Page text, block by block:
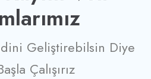
Geliştirebilsin Diye
Çalışırız